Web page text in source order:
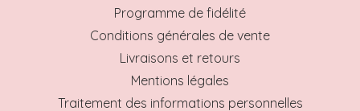
Programme de fidélité
Conditions générales de vente
Livraisons et retours
Mentions légales
Traitement des informations personnelles